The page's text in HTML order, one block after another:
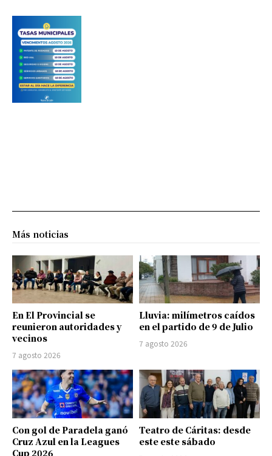
Más noticias
En El Provincial se
reunieron autoridades y
vecinos
7 agosto 2026
Lluvia: milímetros caídos
en el partido de 9 de Julio
7 agosto 2026
Con gol de Paradela ganó
Cruz Azul en la Leagues
Cup 2026
Teatro de Cáritas: desde
este este sábado